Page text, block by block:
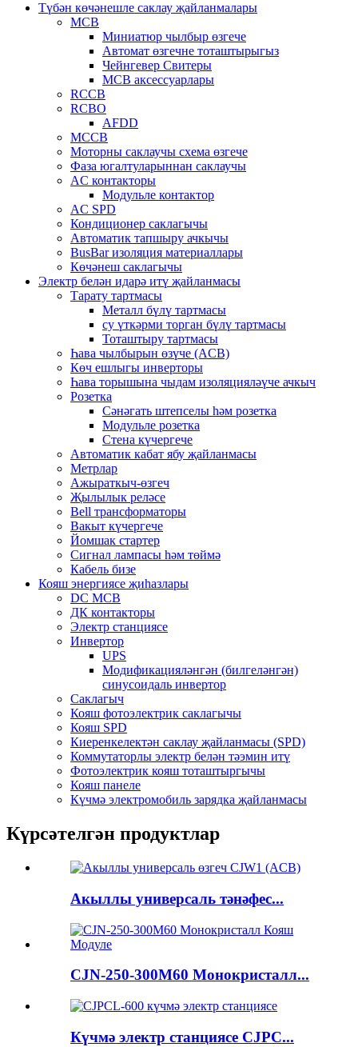
Түбән көчәнешле саклау җайланмалары
MCB
Миниатюр чылбыр өзгече
Автомат өзгечне тоташтырыгыз
Чейнгевер Свитеры
MCB аксессуарлары
RCCB
RCBO
AFDD
MCCB
Моторны саклаучы схема өзгече
Фаза югалтуларыннан саклаучы
AC контакторы
Модульле контактор
AC SPD
Кондиционер саклагычы
Автоматик тапшыру ачкычы
BusBar изоляция материаллары
Көчәнеш саклагычы
Электр белән идарә итү җайланмасы
Тарату тартмасы
Металл бүлү тартмасы
су үткәрми торган бүлү тартмасы
Тоташтыру тартмасы
Һава чылбырын өзүче (ACB)
Көч ешлыгы инверторы
Һава торышына чыдам изоляцияләүче ачкыч
Розетка
Сәнәгать штепселы һәм розетка
Модульле розетка
Стена күчергече
Автоматик кабат ябу җайланмасы
Метрлар
Ажыраткыч-өзгеч
Җылылык реләсе
Bell трансформаторы
Вакыт күчергече
Йомшак стартер
Сигнал лампасы һәм төймә
Кабель бизе
Кояш энергиясе җиһазлары
DC MCB
ДК контакторы
Электр станциясе
Инвертор
UPS
Модификацияләнгән (билгеләнгән)
синусоидаль инвертор
Саклагыч
Кояш фотоэлектрик саклагычы
Кояш SPD
Киеренкелектән саклау җайланмасы (SPD)
Коммутаторлы электр белән тәэмин итү
Фотоэлектрик кояш тоташтыргычы
Кояш панеле
Күчмә электромобиль зарядка җайланмасы
Күрсәтелгән продуктлар
Акыллы универсаль тәнәфес...
CJN-250-300M60 Монокристалл...
Күчмә электр станциясе CJPC...